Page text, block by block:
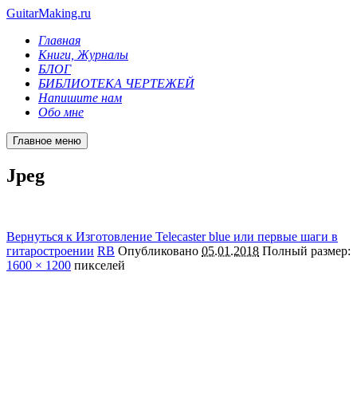
GuitarMaking.ru
Главная
Книги, Журналы
БЛОГ
БИБЛИОТЕКА ЧЕРТЕЖЕЙ
Напишите нам
Обо мне
Главное меню
Jpeg
Вернуться к Изготовление Telecaster blue или первые шаги в
гитаростроении RB Опубликовано 05.01.2018 Полный размер:
1600 × 1200 пикселей